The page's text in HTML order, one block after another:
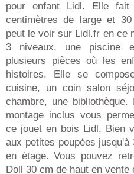
pour enfant Lidl. Elle
centimètres de large et
peut le voir sur Lidl.fr en ce
3 niveaux, une piscine
plusieurs pièces où les
histoires. Elle se
cuisine, un coin salon
chambre, une
montage inclus vous
ce jouet en bois Lidl. Bien
aux petites poupées
en étage. Vous pouvez
Doll 30 cm de haut en vente